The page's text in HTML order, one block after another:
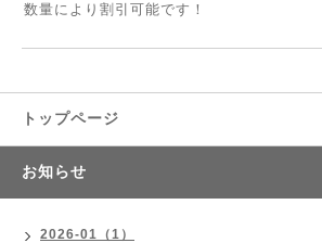
数量により割引可能です！
トップページ
お知らせ
2026-01（1）